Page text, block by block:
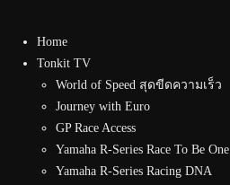
Home
Tonkit TV
World of Speed สุดขีดความเร็ว
Journey with Euro
GP Race Access
Yamaha R-Series Race To Be One
Yamaha R-Series Racing DNA